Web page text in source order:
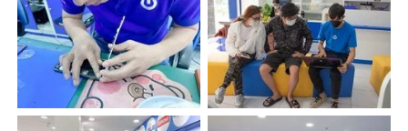
Những lưu ý để sửa chữa Sập Nguồn nhanh
chóng tại Trung Tâm Bảo Hành One
Gọi điện để được tư vấn trước khi đến
Đặt trước lịch hẹn